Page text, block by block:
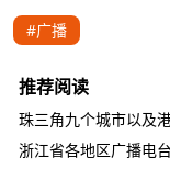
#广播
推荐阅读
珠三角九个城市以及
浙江省各地区广播电